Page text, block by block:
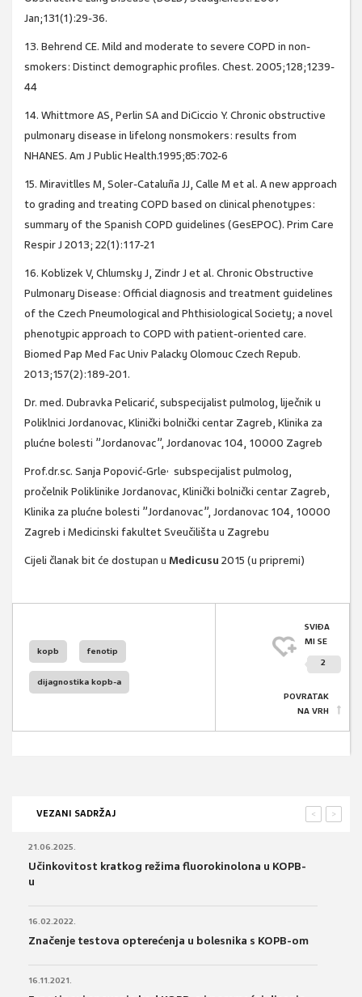
Jan;131(1):29-36.
13. Behrend CE. Mild and moderate to severe COPD in non-
smokers: Distinct demographic profiles. Chest. 2005;128;1239-
44
14. Whittmore AS, Perlin SA and DiCiccio Y. Chronic obstructive
pulmonary disease in lifelong nonsmokers: results from
NHANES. Am J Public Health.1995;85:702-6
15. Miravitlles M, Soler-Cataluña JJ, Calle M et al. A new approach
to grading and treating COPD based on clinical phenotypes:
summary of the Spanish COPD guidelines (GesEPOC). Prim Care
Respir J 2013; 22(1):117-21
16. Koblizek V, Chlumsky J, Zindr J et al. Chronic Obstructive
Pulmonary Disease: Official diagnosis and treatment guidelines
of the Czech Pneumological and Phthisiological Society; a novel
phenotypic approach to COPD with patient-oriented care.
Biomed Pap Med Fac Univ Palacky Olomouc Czech Repub.
2013;157(2):189-201.
Dr. med. Dubravka Pelicarić, subspecijalist pulmolog, liječnik u
Poliklnici Jordanovac, Klinički bolnički centar Zagreb, Klinika za
plućne bolesti ”Jordanovac”, Jordanovac 104, 10000 Zagreb
Prof.dr.sc. Sanja Popović-Grle, subspecijalist pulmolog,
pročelnik Poliklinike Jordanovac, Klinički bolnički centar Zagreb,
Klinika za plućne bolesti ”Jordanovac”, Jordanovac 104, 10000
Zagreb i Medicinski fakultet Sveučilišta u Zagrebu
Cijeli članak bit će dostupan u Medicusu 2015 (u pripremi)
kopb fenotip
dijagnostika kopb-a
SVIĐA
MI SE
2
POVRATAK
NA VRH
VEZANI SADRŽAJ >
<
21.06.2025.
Učinkovitost kratkog režima fluorokinolona u KOPB-
u
16.02.2022.
Značenje testova opterećenja u bolesnika s KOPB-om
16.11.2021.